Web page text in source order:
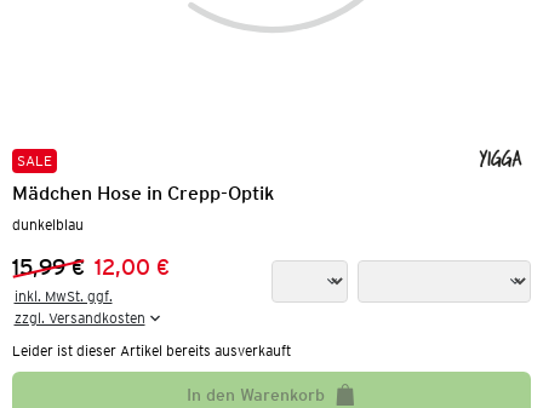
SALE
Mädchen Hose in Crepp-Optik
dunkelblau
Vorheriger Preis:
15,99 €
Neuer Preis:
12,00 €
inkl. MwSt. ggf.
zzgl. Versandkosten
Leider ist dieser Artikel bereits ausverkauft
In den Warenkorb